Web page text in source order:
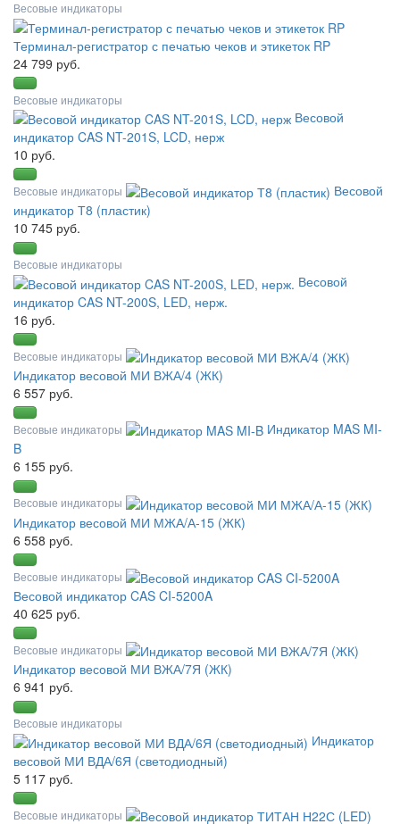
Весовые индикаторы
Терминал-регистратор с печатью чеков и этикеток RP
24 799 руб.
Весовые индикаторы
Весовой
индикатор CAS NT-201S, LCD, нерж
10 руб.
Весовые индикаторы
Весовой
индикатор Т8 (пластик)
10 745 руб.
Весовые индикаторы
Весовой
индикатор CAS NT-200S, LED, нерж.
16 руб.
Весовые индикаторы
Индикатор весовой МИ ВЖА/4 (ЖК)
6 557 руб.
Весовые индикаторы
Индикатор MAS MI-
B
6 155 руб.
Весовые индикаторы
Индикатор весовой МИ МЖА/А-15 (ЖК)
6 558 руб.
Весовые индикаторы
Весовой индикатор CAS CI-5200A
40 625 руб.
Весовые индикаторы
Индикатор весовой МИ ВЖА/7Я (ЖК)
6 941 руб.
Весовые индикаторы
Индикатор
весовой МИ ВДА/6Я (светодиодный)
5 117 руб.
Весовые индикаторы